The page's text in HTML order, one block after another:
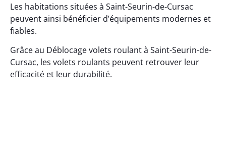
Les habitations situées à Saint-Seurin-de-Cursac
peuvent ainsi bénéficier d’équipements modernes et
fiables.
Grâce au Déblocage volets roulant à Saint-Seurin-de-
Cursac, les volets roulants peuvent retrouver leur
efficacité et leur durabilité.